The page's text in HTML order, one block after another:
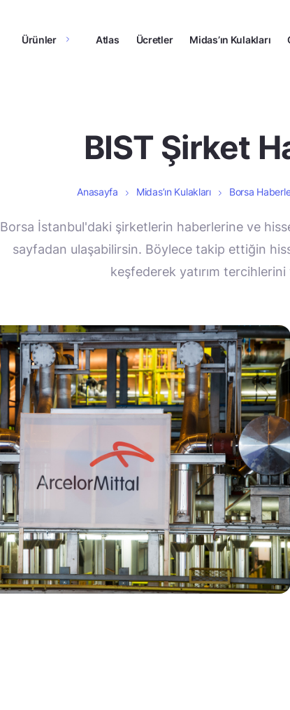
Ürünler Atlas Ücretler Midas’ın Kulakları
BIST Şirket
Anasayfa Midas’ın Kulakları Borsa
Borsa İstanbul'daki şirketlerin haberlerine ve
sayfadan ulaşabilirsin. Böylece takip ettiğin
keşfederek yatırım